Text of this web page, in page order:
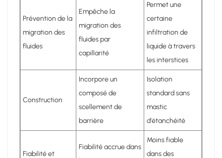
Prévention de la
migration des
fluides
Empêche la
migration des
fluides par
capillarité
Permet une
certaine
infiltration de
liquide à travers
les interstices
Construction
Incorpore un
composé de
scellement de
barrière
Isolation
standard sans
mastic
d'étanchéité
Fiabilité et
Fiabilité accrue dans
Moins fiable
dans des